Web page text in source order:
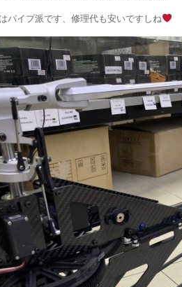
パイプ派です、修理代も安いですしね